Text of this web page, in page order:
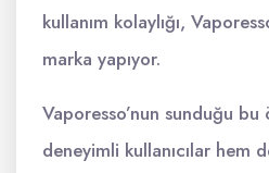
kullanım kolaylığı,
marka yapıyor.
Vaporesso’nun sunduğu
deneyimli kullanıcılar hem